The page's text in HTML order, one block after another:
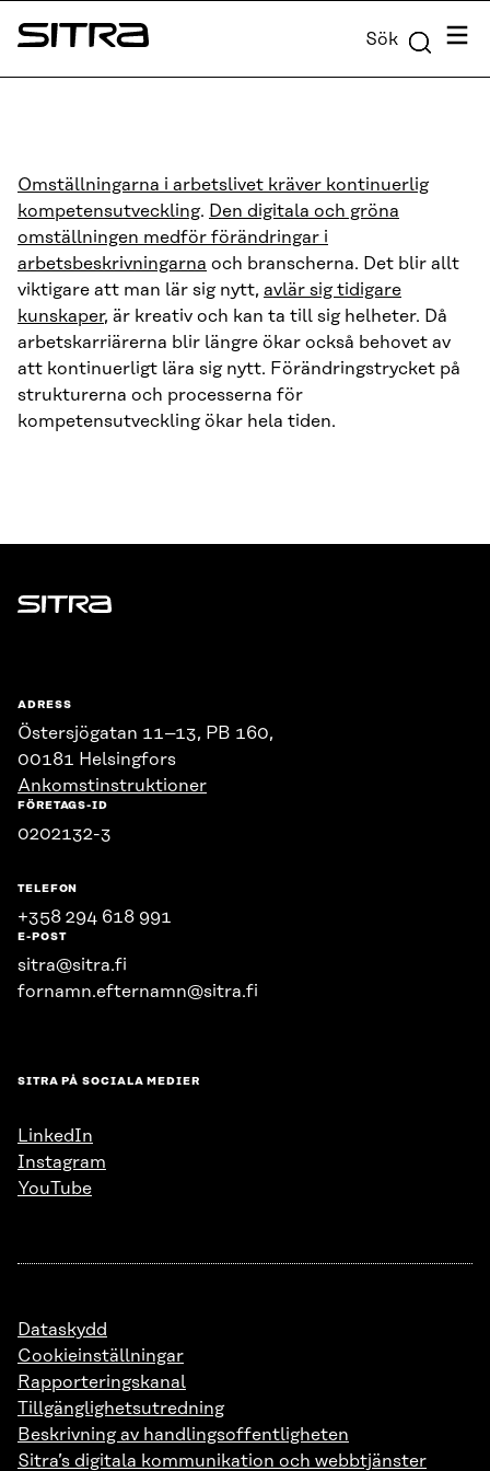
Skip to
content
Sitra Sök Meny
Omställningarna i arbetslivet kräver kontinuerlig
kompetensutveckling. Den digitala och gröna
omställningen medför förändringar i
arbetsbeskrivningarna och branscherna. Det blir allt
viktigare att man lär sig nytt, avlär sig tidigare
kunskaper, är kreativ och kan ta till sig helheter. Då
arbetskarriärerna blir längre ökar också behovet av
att kontinuerligt lära sig nytt. Förändringstrycket på
strukturerna och processerna för
kompetensutveckling ökar hela tiden.
Sitra
ADRESS
Östersjögatan 11–13, PB 160,
00181 Helsingfors
Ankomstinstruktioner
FÖRETAGS-ID
0202132-3
TELEFON
+358 294 618 991
E-POST
sitra@sitra.fi
fornamn.efternamn@sitra.fi
SITRA PÅ SOCIALA MEDIER
LinkedIn
Instagram
YouTube
Dataskydd
Cookieinställningar
Rapporteringskanal
Tillgänglighetsutredning
Beskrivning av handlingsoffentligheten
Sitra’s digitala kommunikation och webbtjänster